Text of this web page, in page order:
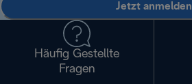
Jetzt anmelden
Häufig Gestellte
Fragen